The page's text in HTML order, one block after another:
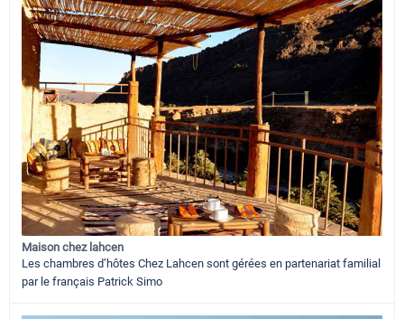
Maison chez lahcen
Les chambres d’hôtes Chez Lahcen sont gérées en partenariat familial
par le français Patrick Simo